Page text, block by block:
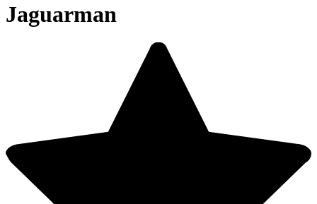
Jaguarman